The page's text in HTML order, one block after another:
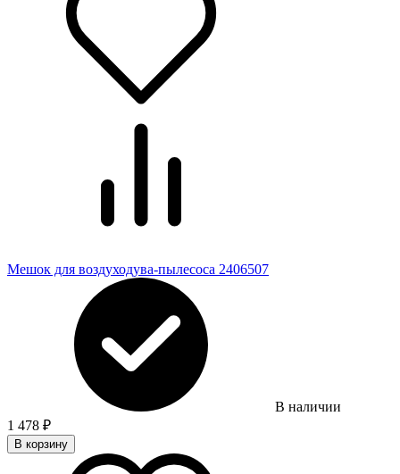
Мешок для воздуходува-пылесоса 2406507
В наличии
1 478 ₽
В корзину